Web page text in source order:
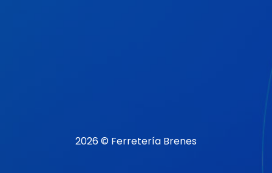
2026 © Ferretería Brenes